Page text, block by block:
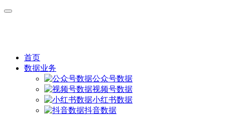
首页
数据业务
公众号数据
视频号数据
小红书数据
抖音数据